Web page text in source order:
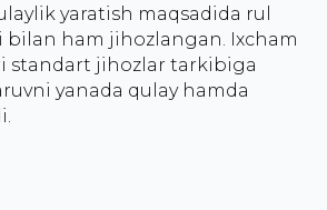
yaratish maqsadida rul
bilan ham jihozlangan. Ixcham
standart jihozlar tarkibiga
yanada qulay hamda